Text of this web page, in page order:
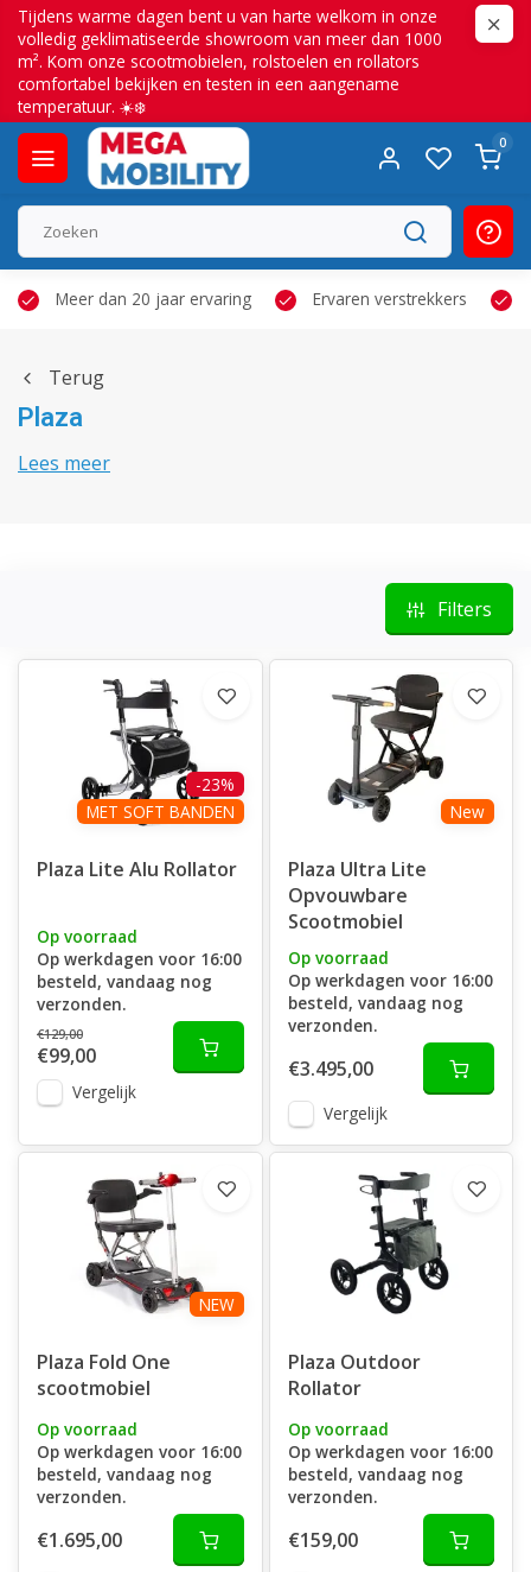
Tijdens warme dagen bent u van harte welkom in onze
volledig geklimatiseerde showroom van meer dan 1000
m². Kom onze scootmobielen, rolstoelen en rollators
comfortabel bekijken en testen in een aangename
temperatuur. ☀️❄️
0
Meer dan 20 jaar ervaring Ervaren verstrekkers
Terug
Plaza
Lees meer
Filters
-23%
MET SOFT BANDEN
Plaza Lite Alu Rollator
Op voorraad
Op werkdagen voor 16:00
besteld, vandaag nog
verzonden.
€129,00
€99,00
Vergelijk
New
Plaza Ultra Lite
Opvouwbare
Scootmobiel
Op voorraad
Op werkdagen voor 16:00
besteld, vandaag nog
verzonden.
€3.495,00
Vergelijk
NEW
Plaza Fold One
scootmobiel
Op voorraad
Op werkdagen voor 16:00
besteld, vandaag nog
verzonden.
€1.695,00
Plaza Outdoor
Rollator
Op voorraad
Op werkdagen voor 16:00
besteld, vandaag nog
verzonden.
€159,00